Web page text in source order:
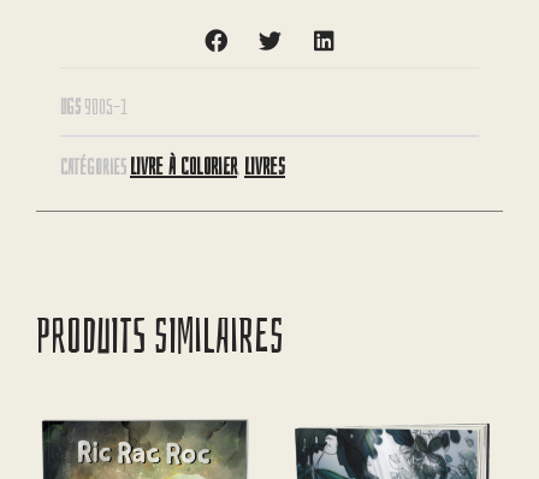
UGS 9005-1
CATÉGORIES LIVRE À COLORIER, LIVRES
PRODUITS SIMILAIRES